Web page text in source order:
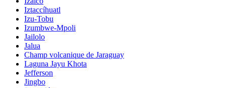
Iztaccíhuatl
Izu-Tobu
Izumbwe-Mpoli
Jailolo
Jalua
Champ volcanique de Jaraguay
Laguna Jayu Khota
Jefferson
Jingbo